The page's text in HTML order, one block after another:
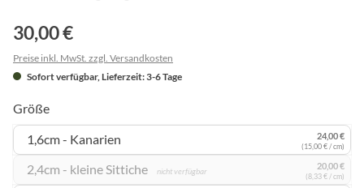
30,00 €
Preise inkl. MwSt. zzgl. Versandkosten
Sofort verfügbar, Lieferzeit: 3-6 Tage
Größe
1,6cm - Kanarien
24,00 €
(15,00 € / cm)
2,4cm - kleine Sittiche nicht verfügbar
20,00 €
(8,33 € / cm)